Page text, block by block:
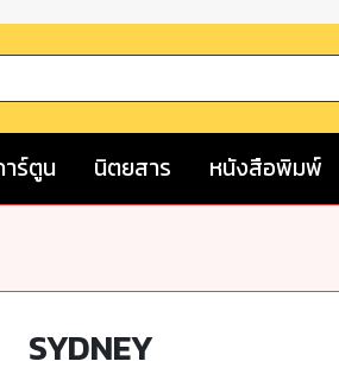
ร์ตูน นิตยสาร หนังสือพิมพ์
SYDNEY